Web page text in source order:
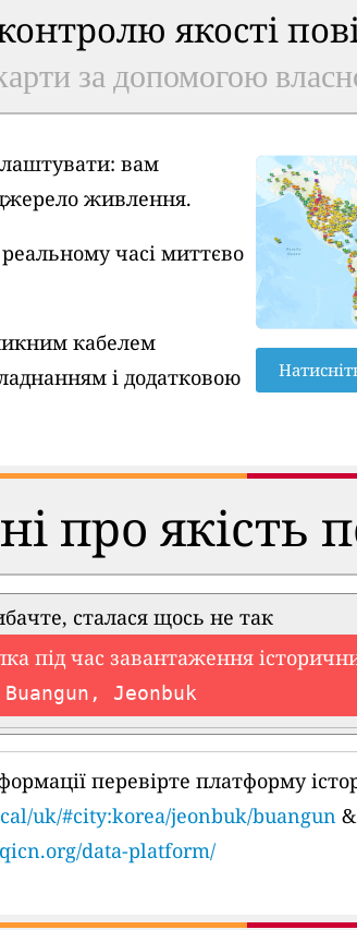
якості
за допомогою
вам
живлення.
часі миттєво
кабелем
і додатковою
про якість
сталася щось не так
під час завантаження
Buangun, Jeonbuk
перевірте платформу
uk/#city:korea/jeonbuk/buangun &
data-platform/